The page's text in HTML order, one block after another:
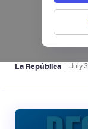
de
NEOBANCOS
La República | July